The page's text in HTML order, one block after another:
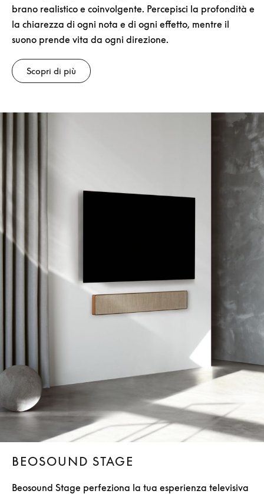
brano realistico e coinvolgente. Percepisci la profondità e
la chiarezza di ogni nota e di ogni effetto, mentre il
suono prende vita da ogni direzione.
Scopri di più
BEOSOUND STAGE
Beosound Stage perfeziona la tua esperienza televisiva